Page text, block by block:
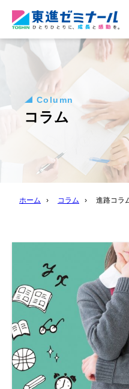
Column
コラム
ホーム › コラム › 進路コラ